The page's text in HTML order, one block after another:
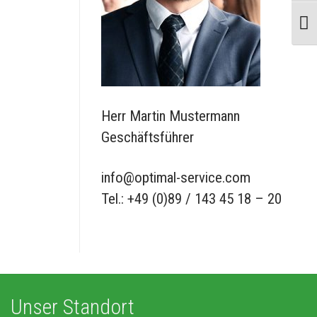
Herr Martin Mustermann
Geschäftsführer
info@optimal-service.com
Tel.: +49 (0)89 / 143 45 18 – 20
Unser Standort